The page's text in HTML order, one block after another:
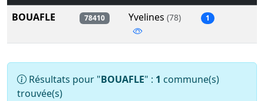
BOUAFLE
78410 Yvelines (78) 1
Résultats pour "BOUAFLE" : 1 commune(s)
trouvée(s)